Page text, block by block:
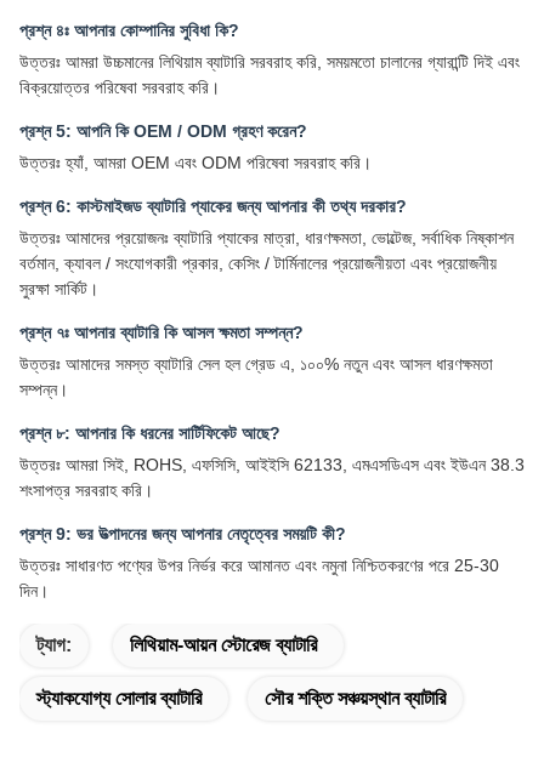
প্রশ্ন ৪ঃ আপনার কোম্পানির সুবিধা কি?
উত্তরঃ আমরা উচ্চমানের লিথিয়াম ব্যাটারি সরবরাহ করি, সময়মতো চালানের গ্যারান্টি দিই এবং
বিক্রয়োত্তর পরিষেবা সরবরাহ করি।
প্রশ্ন 5: আপনি কি OEM / ODM গ্রহণ করেন?
উত্তরঃ হ্যাঁ, আমরা OEM এবং ODM পরিষেবা সরবরাহ করি।
প্রশ্ন 6: কাস্টমাইজড ব্যাটারি প্যাকের জন্য আপনার কী তথ্য দরকার?
উত্তরঃ আমাদের প্রয়োজনঃ ব্যাটারি প্যাকের মাত্রা, ধারণক্ষমতা, ভোল্টেজ, সর্বাধিক নিষ্কাশন
বর্তমান, ক্যাবল / সংযোগকারী প্রকার, কেসিং / টার্মিনালের প্রয়োজনীয়তা এবং প্রয়োজনীয়
সুরক্ষা সার্কিট।
প্রশ্ন ৭ঃ আপনার ব্যাটারি কি আসল ক্ষমতা সম্পন্ন?
উত্তরঃ আমাদের সমস্ত ব্যাটারি সেল হল গ্রেড এ, ১০০% নতুন এবং আসল ধারণক্ষমতা
সম্পন্ন।
প্রশ্ন ৮: আপনার কি ধরনের সার্টিফিকেট আছে?
উত্তরঃ আমরা সিই, ROHS, এফসিসি, আইইসি 62133, এমএসডিএস এবং ইউএন 38.3
শংসাপত্র সরবরাহ করি।
প্রশ্ন 9: ভর উত্পাদনের জন্য আপনার নেতৃত্বের সময়টি কী?
উত্তরঃ সাধারণত পণ্যের উপর নির্ভর করে আমানত এবং নমুনা নিশ্চিতকরণের পরে 25-30
দিন।
ট্যাগ: লিথিয়াম-আয়ন স্টোরেজ ব্যাটারি
স্ট্যাকযোগ্য সোলার ব্যাটারি সৌর শক্তি সঞ্চয়স্থান ব্যাটারি